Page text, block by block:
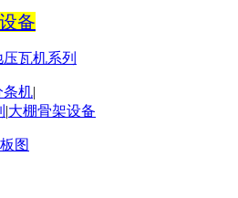
备
瓦机系列
条机|
|大棚骨架设备
图